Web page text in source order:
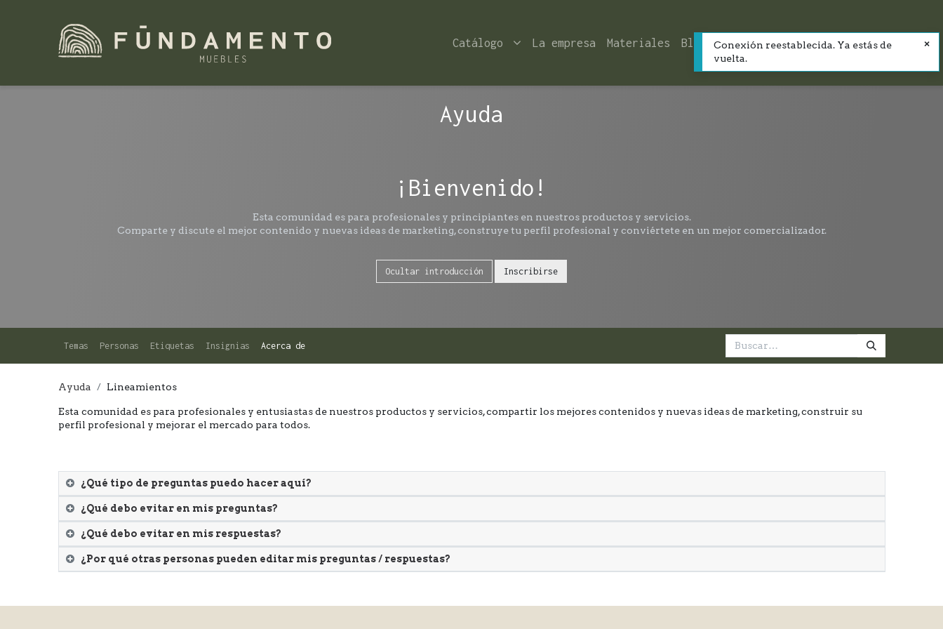
Catálogo La empresa Materiales Blog Contacto
Ayuda
¡Bienvenido!
Esta comunidad es para profesionales y principiantes en nuestros productos y servicios.
Comparte y discute el mejor contenido y nuevas ideas de marketing, construye tu perfil profesional y conviértete en un mejor comercializador.
Ocultar introducción Inscribirse
Temas Personas Etiquetas Insignias Acerca de
Ayuda Lineamientos
Esta comunidad es para profesionales y entusiastas de nuestros productos y servicios, compartir los mejores contenidos y nuevas ideas de marketing, construir su
perfil profesional y mejorar el mercado para todos.
¿Qué tipo de preguntas puedo hacer aquí?
¿Qué debo evitar en mis preguntas?
¿Qué debo evitar en mis respuestas?
¿Por qué otras personas pueden editar mis preguntas / respuestas?
Conexión reestablecida. Ya estás de
vuelta.